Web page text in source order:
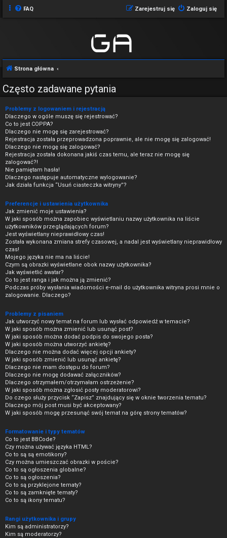
FAQ Zaloguj się
Zarejestruj się
Strona główna
Często zadawane pytania
Problemy z logowaniem i rejestracją
Dlaczego w ogóle muszę się rejestrować?
Co to jest COPPA?
Dlaczego nie mogę się zarejestrować?
Rejestracja została przeprowadzona poprawnie, ale nie mogę się zalogować!
Dlaczego nie mogę się zalogować?
Rejestracja została dokonana jakiś czas temu, ale teraz nie mogę się
zalogować?!
Nie pamiętam hasła!
Dlaczego następuje automatyczne wylogowanie?
Jak działa funkcja “Usuń ciasteczka witryny”?
Preferencje i ustawienia użytkownika
Jak zmienić moje ustawienia?
W jaki sposób można zapobiec wyświetlaniu nazwy użytkownika na liście
użytkowników przeglądających forum?
Jest wyświetlany nieprawidłowy czas!
Została wykonana zmiana strefy czasowej, a nadal jest wyświetlany nieprawidłowy
czas!
Mojego języka nie ma na liście!
Czym są obrazki wyświetlane obok nazwy użytkownika?
Jak wyświetlić awatar?
Co to jest ranga i jak można ją zmienić?
Podczas próby wysłania wiadomości e-mail do użytkownika witryna prosi mnie o
zalogowanie. Dlaczego?
Problemy z pisaniem
Jak utworzyć nowy temat na forum lub wysłać odpowiedź w temacie?
W jaki sposób można zmienić lub usunąć post?
W jaki sposób można dodać podpis do swojego posta?
W jaki sposób można utworzyć ankietę?
Dlaczego nie można dodać więcej opcji ankiety?
W jaki sposób zmienić lub usunąć ankietę?
Dlaczego nie mam dostępu do forum?
Dlaczego nie mogę dodawać załączników?
Dlaczego otrzymałem/otrzymałam ostrzeżenie?
W jaki sposób można zgłosić posty moderatorowi?
Do czego służy przycisk “Zapisz” znajdujący się w oknie tworzenia tematu?
Dlaczego mój post musi być akceptowany?
W jaki sposób mogę przesunąć swój temat na górę strony tematów?
Formatowanie i typy tematów
Co to jest BBCode?
Czy można używać języka HTML?
Co to są są emotikony?
Czy można umieszczać obrazki w poście?
Co to są ogłoszenia globalne?
Co to są ogłoszenia?
Co to są przyklejone tematy?
Co to są zamknięte tematy?
Co to są ikony tematu?
Rangi użytkownika i grupy
Kim są administratorzy?
Kim są moderatorzy?